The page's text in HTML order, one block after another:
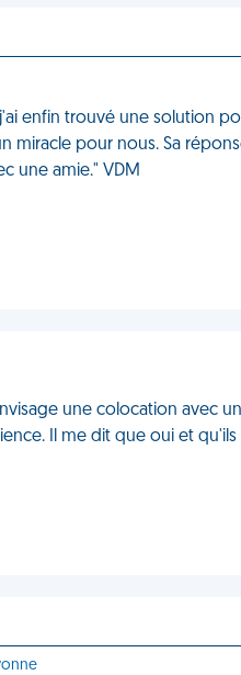
enfin trouvé une solution
miracle pour nous. Sa
une amie." VDM
une colocation avec
Il me dit que oui et qu'ils